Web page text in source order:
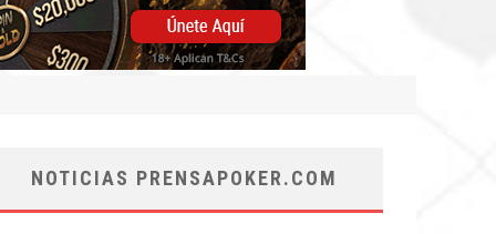
NOTICIAS PRENSAPOKER.COM